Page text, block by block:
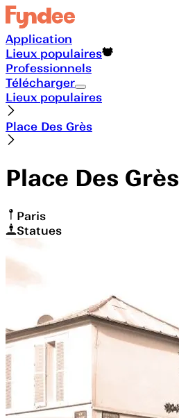
Application
Lieux populaires
Professionnels
Télécharger
Lieux populaires
Place Des Grès
Place Des Grès
Paris
Statues